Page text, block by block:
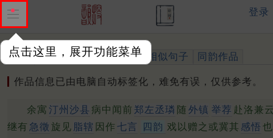
点击这里，展开功能菜单
登录
作品 标注四声 出处、引用 相似句子 同韵作品
作品信息已由电脑自动标签化，难免有误，仅供参考。
余寓 汀州沙县 病中闻前 郑左丞璘 随 外镇 举荐 赴洛兼
继有 急徵 旋见 脂辖 因作 七言 四韵 戏以赠之或冀其 感悟 也